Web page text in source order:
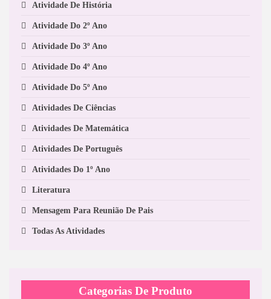
Atividade De História
Atividade Do 2º Ano
Atividade Do 3º Ano
Atividade Do 4º Ano
Atividade Do 5º Ano
Atividades De Ciências
Atividades De Matemática
Atividades De Português
Atividades Do 1º Ano
Literatura
Mensagem Para Reunião De Pais
Todas As Atividades
Categorias De Produto